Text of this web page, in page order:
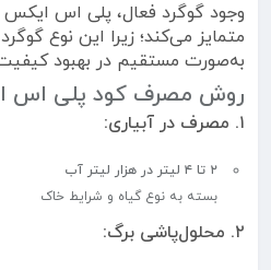
وجود گوگرد فعال، پلی اس ایکس
متمایز می‌کند؛ زیرا این نوع
به‌صورت مستقیم در بهبود
روش مصرف کود پلی اس
۱. مصرف در آبیاری:
۲ تا ۴ لیتر در هزار لیتر آب
بسته به نوع گیاه و شرایط خاک
۲. محلول‌پاشی برگ: